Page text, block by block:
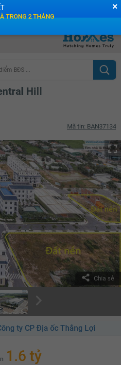
BĐS ...
Hill
Mã tin: BAN37134
Chia sẻ
ty CP Địa ốc Thắng Lợi
1.6 tỷ
✕
TRONG 2 THÁNG